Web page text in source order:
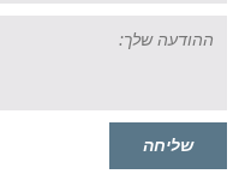
שלך:
שליחה